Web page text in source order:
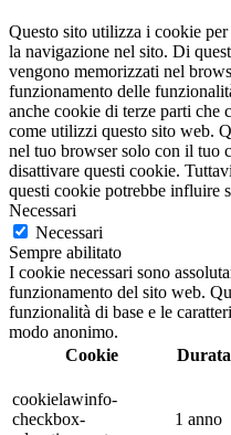
Questo sito utilizza i cookie
la navigazione nel sito. Di
vengono memorizzati nel
funzionamento delle
anche cookie di terze parti che
come utilizzi questo sito web.
nel tuo browser solo con il tuo
disattivare questi cookie.
questi cookie potrebbe influire
Necessari
Necessari
Sempre abilitato
I cookie necessari sono
funzionamento del sito web.
funzionalità di base e le
modo anonimo.
Cookie
Durata
cookielawinfo-
checkbox-
1 anno